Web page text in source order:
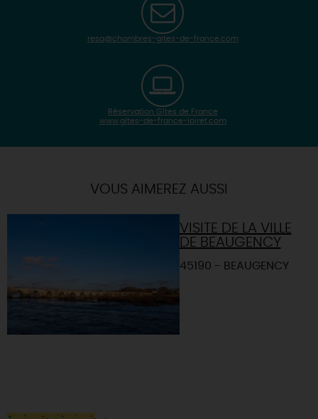
resa@chambres-gites-de-france.com
Réservation Gîtes de France
www.gites-de-france-loiret.com
VOUS AIMEREZ AUSSI
VISITE DE LA VILLE
DE BEAUGENCY
45190 - BEAUGENCY